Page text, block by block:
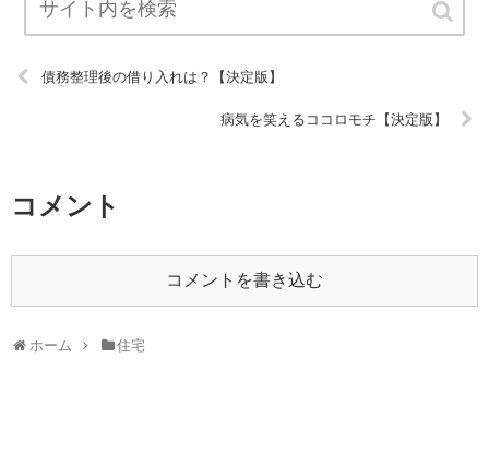
債務整理後の借り入れは？【決定版】
病気を笑えるココロモチ【決定版】
コメント
コメントを書き込む
ホーム 住宅